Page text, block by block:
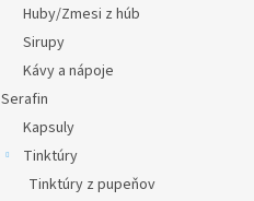
Huby/Zmesi z húb
Sirupy
Kávy a nápoje
Serafin
Kapsuly
Tinktúry
Tinktúry z pupeňov